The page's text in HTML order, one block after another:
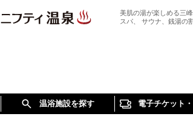
美肌の湯が楽しめる三
スパ、 サウナ、銭湯の
温浴施設を探す 電子チケット